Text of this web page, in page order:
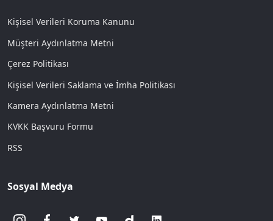
Kişisel Verileri Koruma Kanunu
Müşteri Aydınlatma Metni
Çerez Politikası
Kişisel Verileri Saklama ve İmha Politikası
Kamera Aydınlatma Metni
KVKK Başvuru Formu
RSS
Sosyal Medya